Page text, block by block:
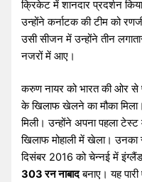
क्रिकेट में शानदार प्रदर्शन
उन्होंने कर्नाटक की टीम को
उसी सीजन में उन्होंने तीन
नजरों में आए।
करुण नायर को भारत की ओर से
के खिलाफ खेलने का मौका
मिली। उन्होंने अपना पहला
खिलाफ मोहाली में खेला।
दिसंबर 2016 को चेन्नई में
303 रन नाबादबनाए। यह पारी